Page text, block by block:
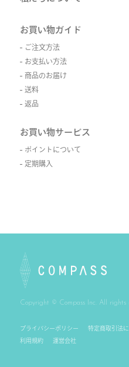
お買い物ガイド
ご注文方法
お支払い方法
商品のお届け
送料
返品
お買い物サービス
ポイントについて
定期購入
Copyright © Compass Inc. All rights
プライバシーポリシー 特定商取引法
利用規約 運営会社